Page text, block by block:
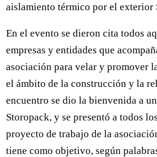
aislamiento térmico por el exterior
En el evento se dieron cita todos
empresas y entidades que
asociación para velar y promover
el ámbito de la construcción y la
encuentro se dio la bienvenida a
Storopack, y se presentó a todos
proyecto de trabajo de la
tiene como objetivo, según